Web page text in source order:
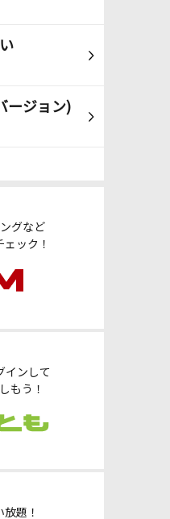
ージョン)
グなど
ック！
インして
もう！
題！